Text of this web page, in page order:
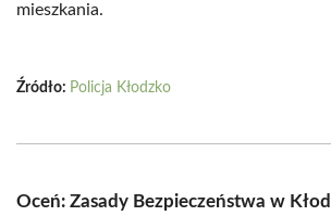
mieszkania.
Źródło: Policja Kłodzko
Oceń: Zasady Bezpieczeństwa w